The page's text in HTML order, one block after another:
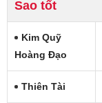
Sao tốt
Kim Quỹ
Hoàng Đạo
Thiên Tài